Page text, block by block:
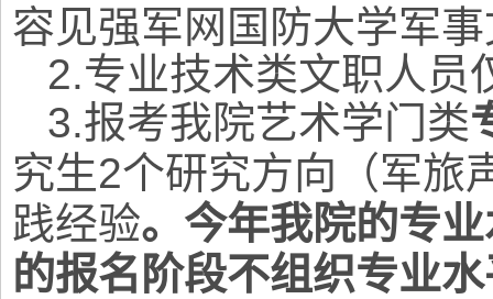
容见强军网国防大学军
2.专业技术类文职人员
3.报考我院艺术学门类
究生2个研究方向（军旅
践经验。今年我院的专
的报名阶段不组织专业